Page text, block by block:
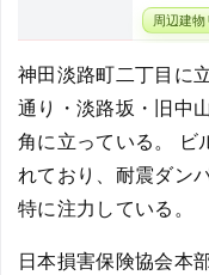
周辺建物
神田淡路町二丁目に
通り・淡路坂・旧中
角に立っている。 ビ
れており、耐震ダン
特に注力している。
日本損害保険協会本